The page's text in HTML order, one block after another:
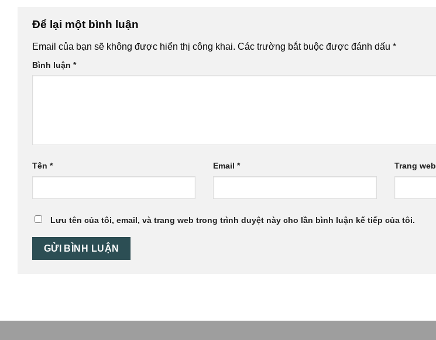
Để lại một bình luận
Email của bạn sẽ không được hiển thị công khai. Các trường bắt buộc được đánh dấu *
Bình luận *
Tên * Email* Trang web
Lưu tên của tôi, email, và trang web trong trình duyệt này cho lần bình luận kế tiếp của tôi.